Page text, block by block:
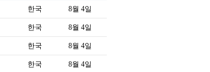
한국 8월 4일
한국 8월 4일
한국 8월 4일
한국 8월 4일